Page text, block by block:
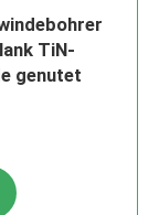
TiN-
genutet